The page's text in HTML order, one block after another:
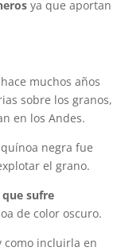
ya que aportan
muchos años
sobre los granos,
en los Andes.
negra fue
el grano.
sufre
de color oscuro.
como incluirla en